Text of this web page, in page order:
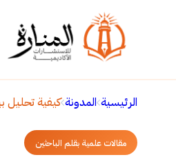
الرئيسية المدونة كيفية تحليل
مقالات علمية بقلم الباحثين